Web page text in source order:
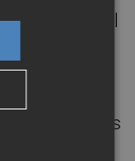
y Penal
de los clubes
del